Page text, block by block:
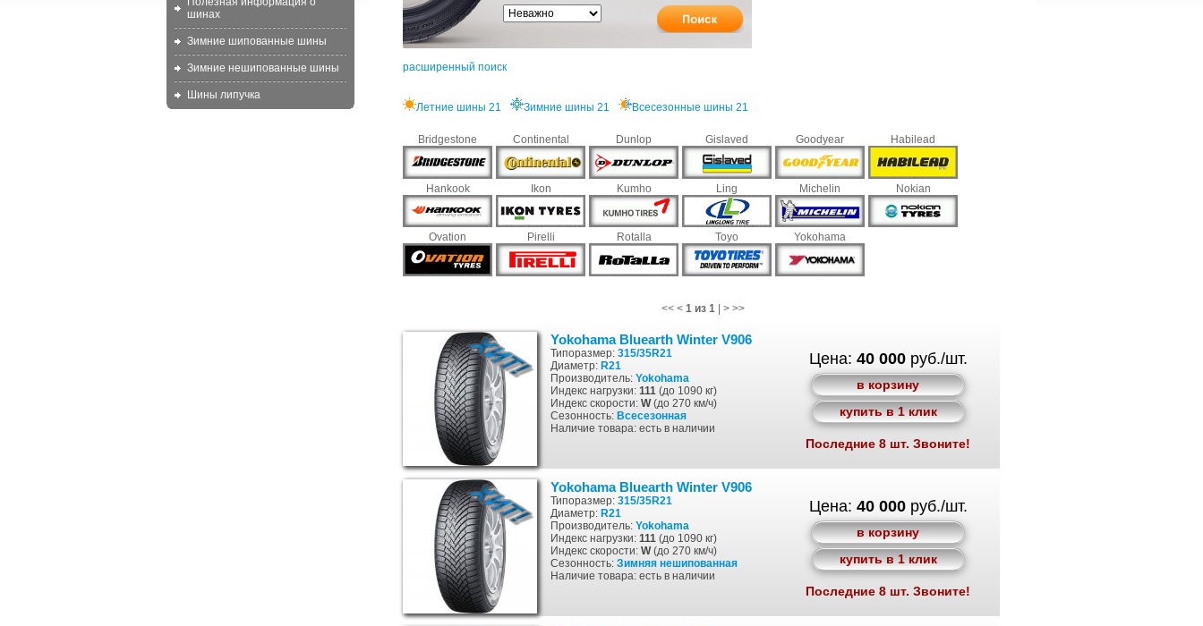
шинах
Зимние шипованные шины
Зимние нешипованные шины
Шины липучка
расширенный поиск
Летние шины 21 Зимние шины 21 Всесезонные шины 21
Bridgestone Continental Dunlop Gislaved Goodyear Habilead
Hankook Ikon Kumho Ling Michelin Nokian
Ovation Pirelli Rotalla Toyo Yokohama
<< < 1 из 1 > >>
Yokohama Bluearth Winter V906
Типоразмер: 315/35R21
Диаметр: R21
Производитель: Yokohama
Индекс нагрузки: 111 (до 1090 кг)
Индекс скорости: W(до 270 км/ч)
Сезонность: Всесезонная
Наличие товара: есть в наличии
Цена: 40 000руб./шт.
в корзину
купить в 1 клик
Последние 8 шт. Звоните!
Yokohama Bluearth Winter V906
Типоразмер: 315/35R21
Диаметр: R21
Производитель: Yokohama
Индекс нагрузки: 111 (до 1090 кг)
Индекс скорости: W(до 270 км/ч)
Сезонность: Зимняя нешипованная
Наличие товара: есть в наличии
Цена: 40 000руб./шт.
в корзину
купить в 1 клик
Последние 8 шт. Звоните!